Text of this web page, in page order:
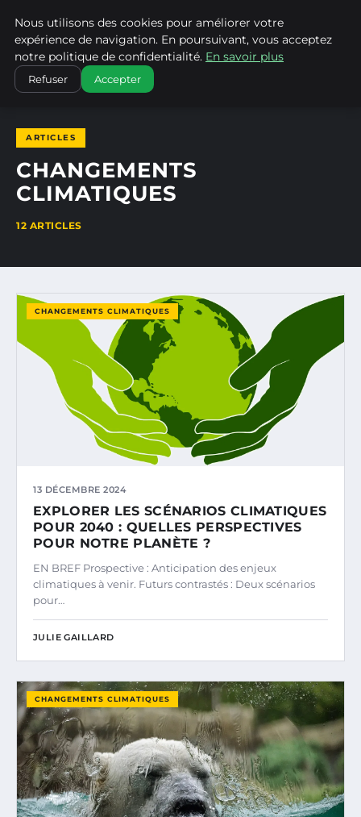
CLIMATECHANGENEBRASKA
ACCUEIL CHANGEMENTS CLIMATIQUES
ARTICLES
CHANGEMENTS
CLIMATIQUES
12 ARTICLES
CHANGEMENTS CLIMATIQUES
13 DÉCEMBRE 2024
EXPLORER LES SCÉNARIOS CLIMATIQUES
POUR 2040 : QUELLES PERSPECTIVES
POUR NOTRE PLANÈTE ?
EN BREF Prospective : Anticipation des enjeux
climatiques à venir. Futurs contrastés : Deux scénarios
pour…
JULIE GAILLARD
CHANGEMENTS CLIMATIQUES
Nous utilisons des cookies pour améliorer votre
expérience de navigation. En poursuivant, vous acceptez
notre politique de confidentialité. En savoir plus
Refuser Accepter